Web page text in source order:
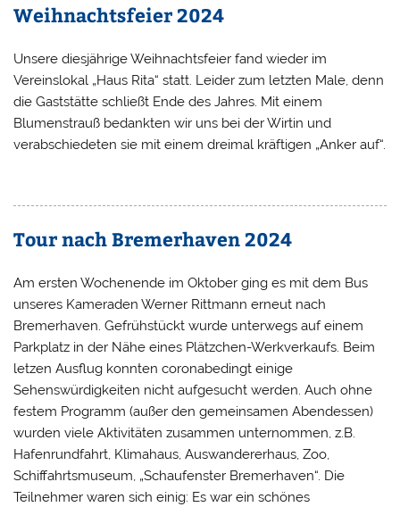
Weihnachtsfeier 2024
Unsere diesjährige Weihnachtsfeier fand wieder im
Vereinslokal „Haus Rita“ statt. Leider zum letzten Male, denn
die Gaststätte schließt Ende des Jahres. Mit einem
Blumenstrauß bedankten wir uns bei der Wirtin und
verabschiedeten sie mit einem dreimal kräftigen „Anker auf“.
Tour nach Bremerhaven 2024
Am ersten Wochenende im Oktober ging es mit dem Bus
unseres Kameraden Werner Rittmann erneut nach
Bremerhaven. Gefrühstückt wurde unterwegs auf einem
Parkplatz in der Nähe eines Plätzchen-Werkverkaufs. Beim
letzen Ausflug konnten coronabedingt einige
Sehenswürdigkeiten nicht aufgesucht werden. Auch ohne
festem Programm (außer den gemeinsamen Abendessen)
wurden viele Aktivitäten zusammen unternommen, z.B.
Hafenrundfahrt, Klimahaus, Auswandererhaus, Zoo,
Schiffahrtsmuseum, „Schaufenster Bremerhaven“. Die
Teilnehmer waren sich einig: Es war ein schönes